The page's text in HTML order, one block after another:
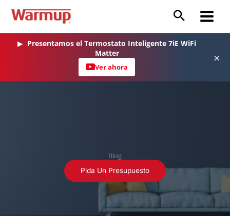
Main
▶ Presentamos el Termostato Inteligente 7iE WiFi
Matter
Ver ahora
×
Blog
Pida Un Presupuesto